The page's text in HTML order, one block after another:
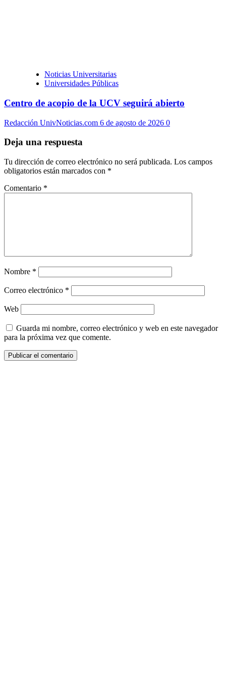
Noticias Universitarias
Universidades Públicas
Centro de acopio de la UCV seguirá abierto
Redacción UnivNoticias.com 6 de agosto de 2026 0
Deja una respuesta
Tu dirección de correo electrónico no será publicada. Los campos
obligatorios están marcados con *
Comentario *
Nombre *
Correo electrónico *
Web
Guarda mi nombre, correo electrónico y web en este navegador
para la próxima vez que comente.